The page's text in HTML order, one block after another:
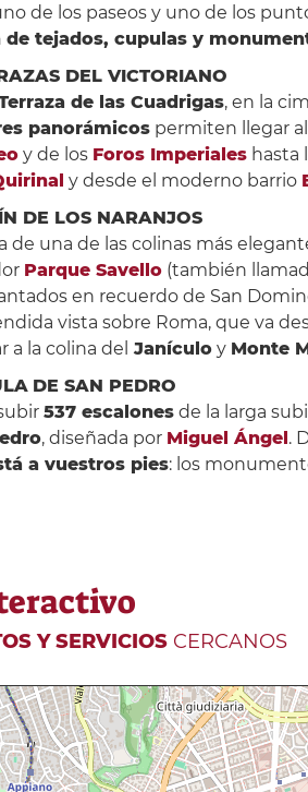
de los paseos y uno de los
de tejados, cupulas y
DEL VICTORIANO
de las Cuadrigas, en la
panorámicospermiten llegar
y de los Foros Imperialeshasta
y desde el moderno barrio
DE LOS NARANJOS
de una de las colinas más
Parque Savello(también
en recuerdo de San
vista sobre Roma, que va
a la colina del Janículoy Monte
DE SAN PEDRO
537 escalonesde la larga
, diseñada por Miguel Ángel.
a vuestros pies: los
Y SERVICIOS CERCANOS